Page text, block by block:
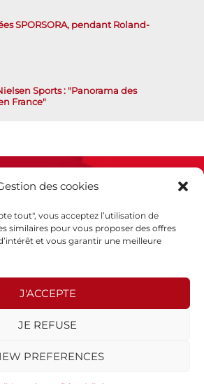
des cookies
tout", vous acceptez l’utilisation de
similaires pour vous proposer des offres
et vous garantir une meilleure
J'ACCEPTE
JE REFUSE
PREFERENCES
SPORSORA, pendant Roland-
Sports : "Panorama des
France"
Espace presse
de confidentialité
SPORSORA
75015 PARIS